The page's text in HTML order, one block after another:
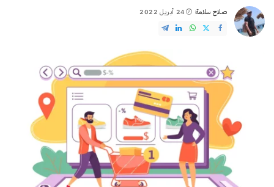
Posted
by
صلاح سلامة 24 أبريل 2022